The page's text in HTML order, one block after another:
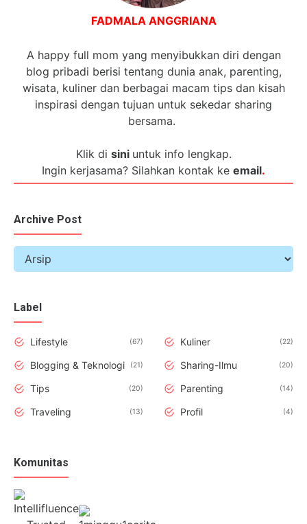
FADMALA ANGGRIANA
A happy full mom yang menyibukkan diri dengan
blog pribadi berisi tentang dunia anak, parenting,
wisata, kuliner dan berbagai macam tips dan kisah
inspirasi dengan tujuan untuk sekedar sharing
bersama.
Klik di sini untuk info lengkap.
Ingin kerjasama? Silahkan kontak ke email.
Archive Post
Label
Lifestyle 67 Kuliner 22
Blogging & Teknologi 21 Sharing-Ilmu 20
Tips 20 Parenting 14
Traveling 13 Profil 4
Komunitas